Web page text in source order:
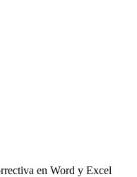
en Word y Excel